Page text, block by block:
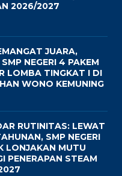
2026/2027
JUARA,
NEGERI 4 PAKEM
LOMBA TINGKAT I DI
WONO KEMUNING
RUTINITAS: LEWAT
SMP NEGERI
LONJAKAN MUTU
PENERAPAN STEAM